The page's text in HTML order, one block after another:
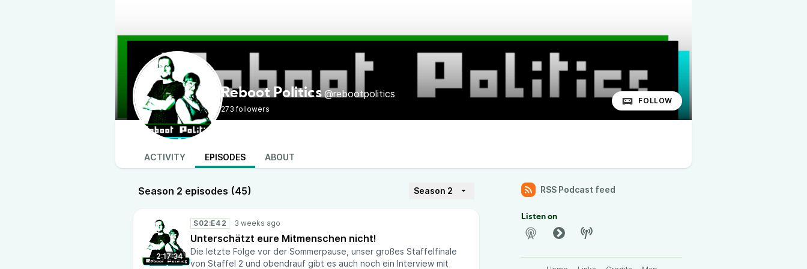
Reboot Politics @rebootpolitics
273 followers
FOLLOW
ACTIVITY EPISODES ABOUT
Season 2 episodes (45) Season 2
2:17:34
S02:E42
Unterschätzt eure Mitmenschen nicht!
Die letzte Folge vor der Sommerpause, unser großes Staffelfinale
von Staffel 2 und obendrauf gibt es auch noch ein Interview mit
RSS Podcast feed
Listen on